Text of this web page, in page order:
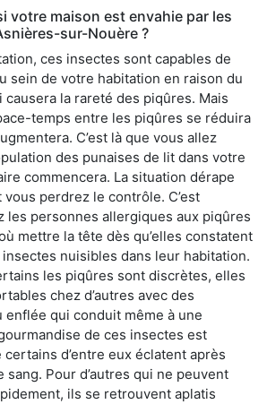
votre maison est envahie par les
sur-Nouère ?
ces insectes sont capables de
sein de votre habitation en raison du
la rareté des piqûres. Mais
temps entre les piqûres se réduira
C’est là que vous allez
des punaises de lit dans votre
commencera. La situation dérape
perdrez le contrôle. C’est
les personnes allergiques aux piqûres
mettre la tête dès qu’elles constatent
nuisibles dans leur habitation.
les piqûres sont discrètes, elles
chez d’autres avec des
enflée qui conduit même à une
de ces insectes est
d’entre eux éclatent après
sang. Pour d’autres qui ne peuvent
ils se retrouvent aplatis